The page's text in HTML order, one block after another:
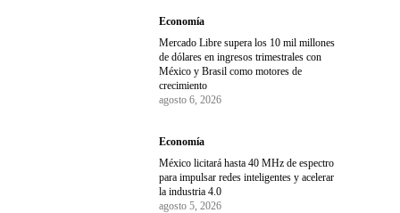
Economía
Mercado Libre supera los 10 mil millones
de dólares en ingresos trimestrales con
México y Brasil como motores de
crecimiento
agosto 6, 2026
Economía
México licitará hasta 40 MHz de espectro
para impulsar redes inteligentes y acelerar
la industria 4.0
agosto 5, 2026